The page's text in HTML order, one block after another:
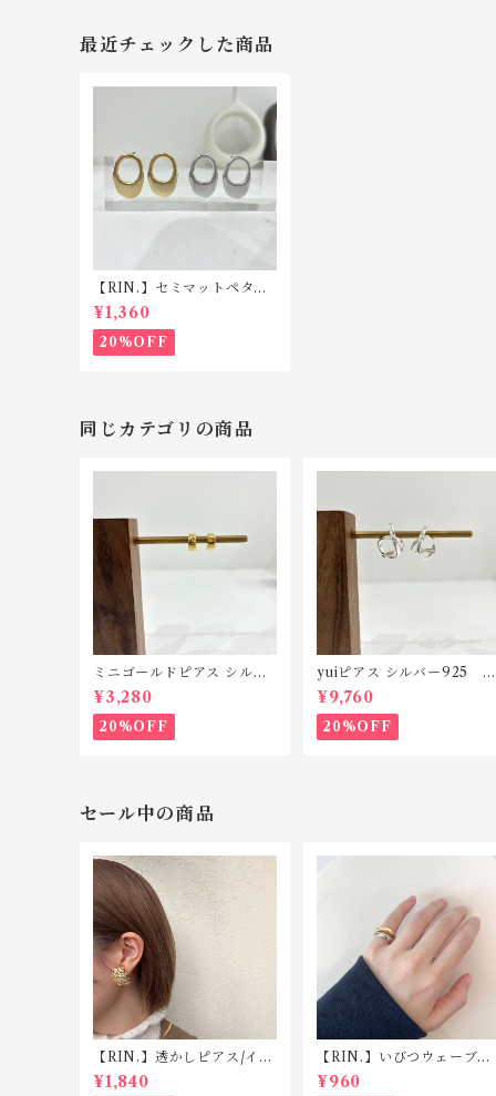
最近チェックした商品
【RIN.】セミマットペタル
ピアス P038
¥1,360
20%OFF
同じカテゴリの商品
ミニゴールドピアス シルバ
ー925 P193
¥3,280
20%OFF
yuiピアス シルバー925
90
¥9,760
20%OFF
セール中の商品
【RIN.】透かしピアス/イヤ
リング TP008/TE008
¥1,840
【RIN.】いびつウェーブピ
ンキーリング R025
¥960